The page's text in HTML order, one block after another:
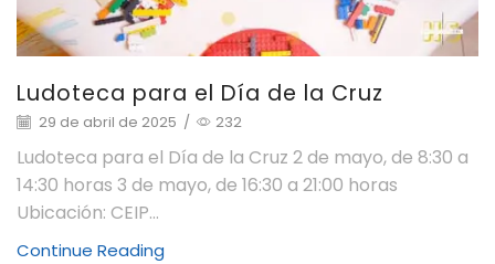
Ludoteca para el Día de la Cruz
29 de abril de 2025 / 232
Ludoteca para el Día de la Cruz 2 de mayo, de 8:30 a
14:30 horas 3 de mayo, de 16:30 a 21:00 horas
Ubicación: CEIP...
Continue Reading